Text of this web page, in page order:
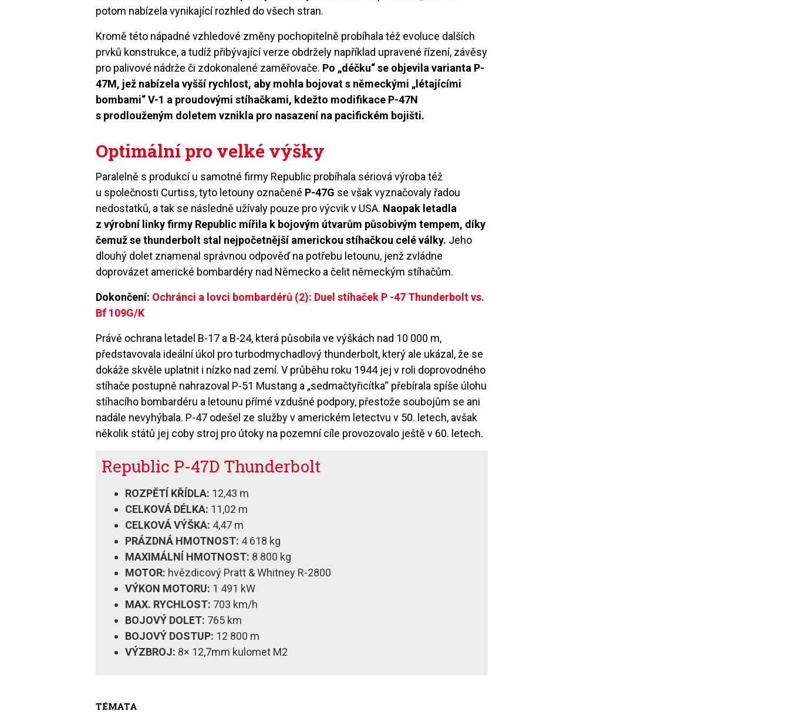
potom nabízela vynikající rozhled do všech stran.
Kromě této nápadné vzhledové změny pochopitelně probíhala též evoluce dalších
prvků konstrukce, a tudíž přibývající verze obdržely například upravené řízení, závěsy
pro palivové nádrže či zdokonalené zaměřovače. Po „déčku“ se objevila varianta P-
47M, jež nabízela vyšší rychlost, aby mohla bojovat s německými „létajícími
bombami“ V-1 a proudovými stíhačkami, kdežto modifikace P-47N
s prodlouženým doletem vznikla pro nasazení na pacifickém bojišti.
Optimální pro velké výšky
Paralelně s produkcí u samotné firmy Republic probíhala sériová výroba též
u společnosti Curtiss, tyto letouny označené P-47G se však vyznačovaly řadou
nedostatků, a tak se následně užívaly pouze pro výcvik v USA. Naopak letadla
z výrobní linky firmy Republic mířila k bojovým útvarům působivým tempem, díky
čemuž se thunderbolt stal nejpočetnější americkou stíhačkou celé války. Jeho
dlouhý dolet znamenal správnou odpověď na potřebu letounu, jenž zvládne
doprovázet americké bombardéry nad Německo a čelit německým stíhačům.
Dokončení: Ochránci a lovci bombardérů (2): Duel stíhaček P -47 Thunderbolt vs.
Bf 109G/K
Právě ochrana letadel B-17 a B-24, která působila ve výškách nad 10 000 m,
představovala ideální úkol pro turbodmychadlový thunderbolt, který ale ukázal, že se
dokáže skvěle uplatnit i nízko nad zemí. V průběhu roku 1944 jej v roli doprovodného
stíhače postupně nahrazoval P-51 Mustang a „sedmačtyřicítka“ přebírala spíše úlohu
stíhacího bombardéru a letounu přímé vzdušné podpory, přestože soubojům se ani
nadále nevyhýbala. P-47 odešel ze služby v americkém letectvu v 50. letech, avšak
několik států jej coby stroj pro útoky na pozemní cíle provozovalo ještě v 60. letech.
Republic P-47D Thunderbolt
ROZPĚTÍ KŘÍDLA: 12,43 m
CELKOVÁ DÉLKA: 11,02 m
CELKOVÁ VÝŠKA: 4,47 m
PRÁZDNÁ HMOTNOST: 4 618 kg
MAXIMÁLNÍ HMOTNOST: 8 800 kg
MOTOR: hvězdicový Pratt & Whitney R-2800
VÝKON MOTORU: 1 491 kW
MAX. RYCHLOST: 703 km/h
BOJOVÝ DOLET: 765 km
BOJOVÝ DOSTUP: 12 800 m
VÝZBROJ: 8× 12,7mm kulomet M2
TÉMATA